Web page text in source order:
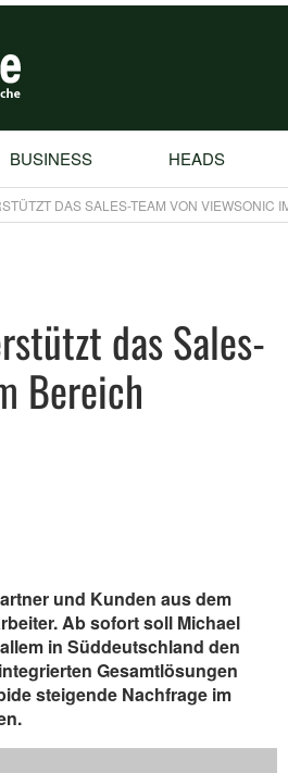
BUSINESS HEADS
DAS SALES-TEAM VON VIEWSONIC
das Sales-
Bereich
und Kunden aus dem
Ab sofort soll Michael
in Süddeutschland den
Gesamtlösungen
steigende Nachfrage im